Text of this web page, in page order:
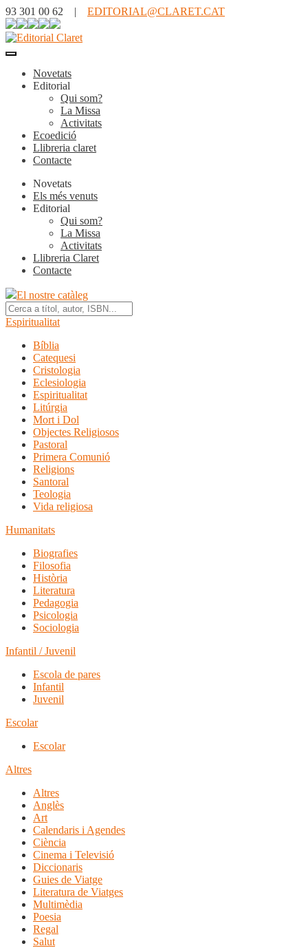
93 301 00 62 | EDITORIAL@CLARET.CAT
Novetats
Editorial
Qui som?
La Missa
Activitats
Ecoedició
Llibreria claret
Contacte
Novetats
Els més venuts
Editorial
Qui som?
La Missa
Activitats
Llibreria Claret
Contacte
El nostre catàleg
Espiritualitat
Bíblia
Catequesi
Cristologia
Eclesiologia
Espiritualitat
Litúrgia
Mort i Dol
Objectes Religiosos
Pastoral
Primera Comunió
Religions
Santoral
Teologia
Vida religiosa
Humanitats
Biografies
Filosofia
Història
Literatura
Pedagogia
Psicologia
Sociologia
Infantil / Juvenil
Escola de pares
Infantil
Juvenil
Escolar
Escolar
Altres
Altres
Anglès
Art
Calendaris i Agendes
Ciència
Cinema i Televisió
Diccionaris
Guies de Viatge
Literatura de Viatges
Multimèdia
Poesia
Regal
Salut